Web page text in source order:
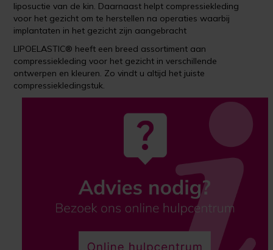
liposuctie van de kin. Daarnaast helpt compressiekleding
voor het gezicht om te herstellen na operaties waarbij
implantaten in het gezicht zijn aangebracht
LIPOELASTIC® heeft een breed assortiment aan
compressiekleding voor het gezicht in verschillende
ontwerpen en kleuren. Zo vindt u altijd het juiste
compressiekledingstuk.